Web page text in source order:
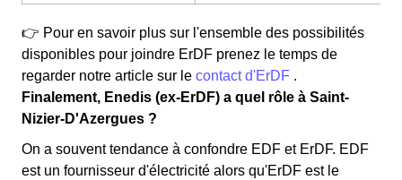
👉 Pour en savoir plus sur l'ensemble des possibilités
disponibles pour joindre ErDF prenez le temps de
regarder notre article sur le contact d'ErDF .
Finalement, Enedis (ex-ErDF) a quel rôle à Saint-
Nizier-D'Azergues ?
On a souvent tendance à confondre EDF et ErDF. EDF
est un fournisseur d'électricité alors qu'ErDF est le